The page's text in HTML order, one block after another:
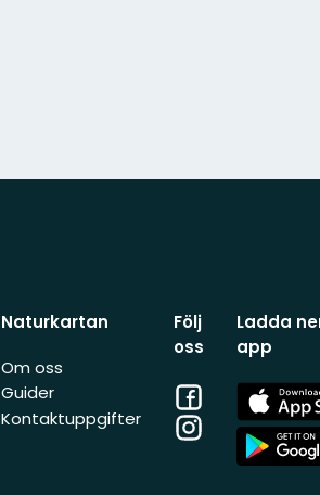
Naturkartan
Om oss
Guider
Kontaktuppgifter
Följ
oss
Facebook
Instagram
Ladda
app
App
Store
App
Store